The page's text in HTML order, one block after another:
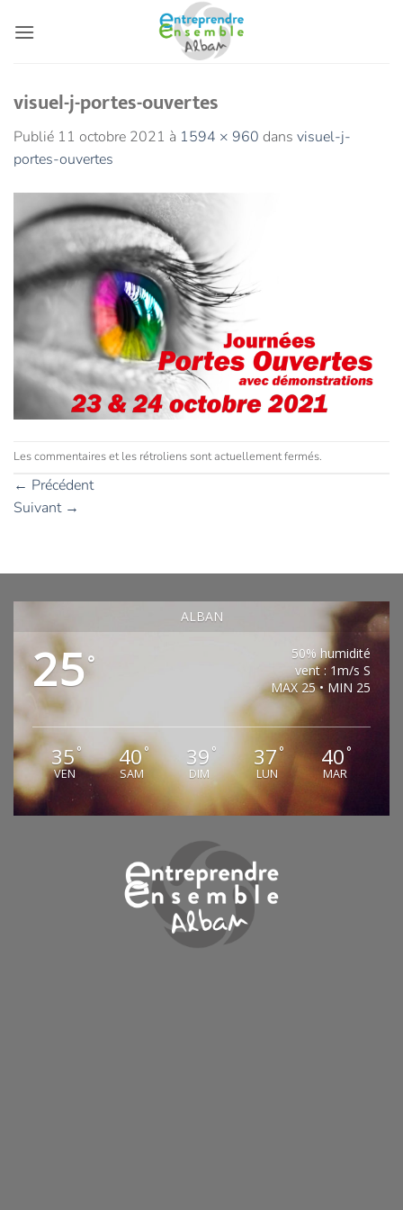
visuel-j-portes-ouvertes
Publié 11 octobre 2021 à 1594 × 960 dans visuel-j-
portes-ouvertes
Les commentaires et les rétroliens sont actuellement fermés.
← Précédent
Suivant →
ALBAN
25°
50% humidité
vent : 1m/s S
MAX 25 • MIN 25
35°
VEN
40°
SAM
39 °
DIM
37 °
LUN
40°
MAR